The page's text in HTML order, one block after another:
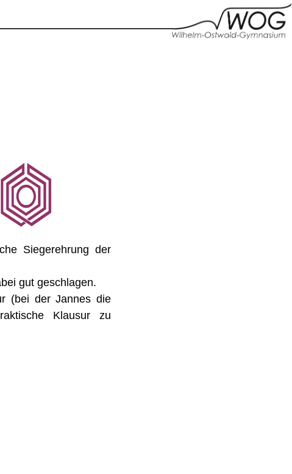
Siegerehrung der
gut geschlagen.
(bei der Jannes die
Klausur zu